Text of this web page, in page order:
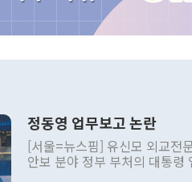
정동영 업무보고 논란
[서울=뉴스핌] 유신모 외교전
안보 분야 정부 부처의 대통